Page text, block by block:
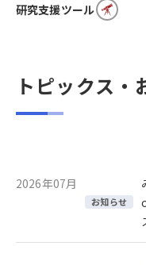
研究支援ツール
トピックス・
2026年07月
お知らせ